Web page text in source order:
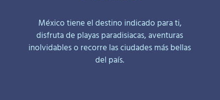
México tiene el destino indicado para ti,
disfruta de playas paradisiacas, aventuras
inolvidables o recorre las ciudades más bellas
del país.